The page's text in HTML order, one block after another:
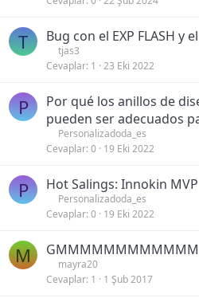
T Bug con el EXP FLASH y
tjas3
Cevaplar 1 23 Eki 2022
P
Por qué los anillos de
pueden ser adecuados
Personalizadoda_es
Cevaplar 0 19 Eki 2022
P Hot Salings: Innokin
Personalizadoda_es
Cevaplar 0 19 Eki 2022
M
mayra20
Cevaplar 1 1 Şub 2017